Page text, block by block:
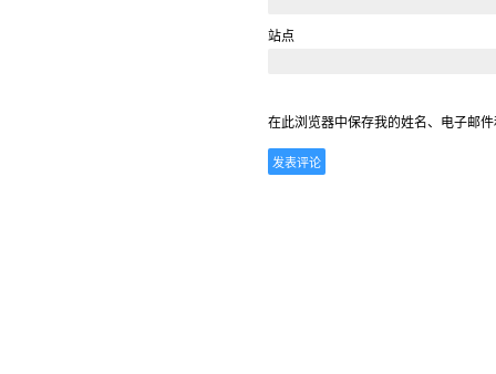
站点
在此浏览器中保存我的姓名、电子邮